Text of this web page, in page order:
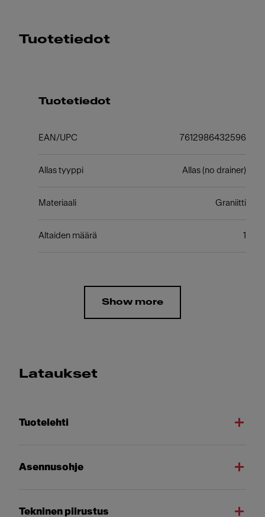
Tuotetiedot
Tuotetiedot
EAN/UPC 7612986432596
Allas tyyppi Allas (no drainer)
Materiaali Graniitti
Altaiden määrä 1
Show more
Lataukset
Tuotelehti
Asennusohje
Tekninen piirustus